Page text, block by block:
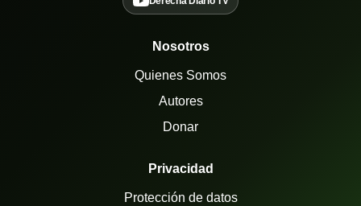
Nosotros
Quienes Somos
Autores
Donar
Privacidad
Protección de datos